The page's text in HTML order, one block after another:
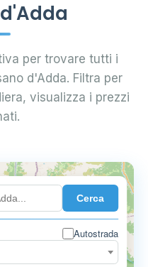
per trovare tutti i
d'Adda. Filtra per
visualizza i prezzi
Cerca
Autostrada
€